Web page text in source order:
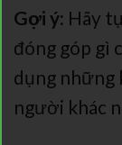
Gợi ý: Hãy
đóng góp gì
dụng những
người khác